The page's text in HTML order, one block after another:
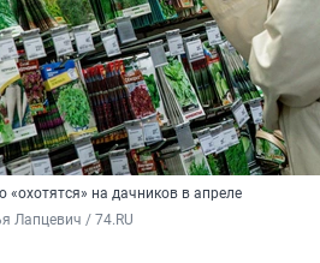
«охотятся» на дачников в апреле
Лапцевич / 74.RU